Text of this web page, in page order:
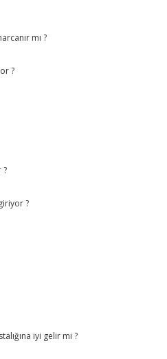
mı ?
?
?
?
iyi gelir mi ?